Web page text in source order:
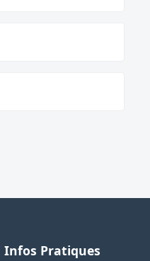
Infos Pratiques